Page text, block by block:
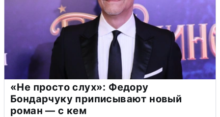
«Не просто слух»: Федору
Бондарчуку приписывают новый
роман — с кем